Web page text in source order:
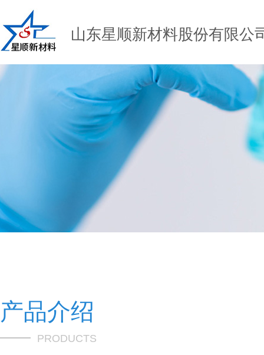
山东星顺新材料股份有限公
产品介绍
PRODUCTS